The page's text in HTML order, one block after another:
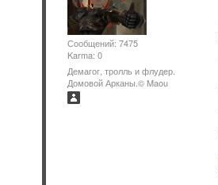
Сообщений: 7475
Karma: 0
Демагог, тролль и флудер.
Домовой Арканы.© Maou